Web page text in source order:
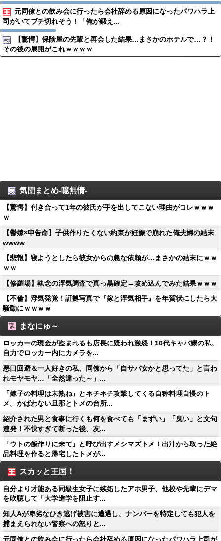
元同僚との飲み会に行ったら会社辞める原因になったパワハラ上
司がいてブチ切れそう！「俺が鍛え...
【驚愕】保険屋の先輩と再会した結果…まさかのホテルで…？！
その後の展開がこれｗｗｗｗ
気団まとめ-噫無情-
【驚愕】付き合って1年の彼氏が手を出してこない理由がコレｗｗｗ
ｗ
【鬱嫁×申告命】子供作りたくない約束が妊娠で崩れた俺夫婦の結末
wwww
【悲報】寝ようとしたら彼女からの急な依頼が…まさかの結末にｗｗ
ｗｗ
【修羅場】執念の浮気調査で真っ黒確定→攻め込んでみた結果ｗｗｗ
【不倫】浮気発覚！証拠写真で『嫁と浮気相手』を年賀状にしたら大
騒動にｗｗｗｗ
まなにゅ～
ロッカーの現金が盗まれるも店長に疑われ激怒！10代キャバ嬢の私、
自力でロッカー内にカメラを...
悪口回避＆一人好きの私、同僚から「自サバ女かと思ってた」と言わ
れモヤモヤ…「全然違った～」...
「嫁子の料理は未熟ね」とネチネチ攻撃してくる自称料理自慢のト
メ。かばわない旦那とトメの台所...
紹介された男と食事に行くも何を食べても「まずい」「臭い」と文句
連発！不快すぎて断った後、友...
「ウトの飯作りに来て」と呼び出すメシマズトメ！出汁から取った絶
品料理を作ると帰宅したトメが...
スカッと王国！
自分より才能ある同級生女子に嫉妬したアホ男子、他校や先輩にデマ
を吹聴して「大学進学を阻止す...
知人Aが卑劣なひき逃げ被害に遭遇し、ナンバーを特定しても犯人を
捕まえられない警察への怒りと...
元同僚との飲み会に行ったら会社辞める原因になったパワハラ上司が